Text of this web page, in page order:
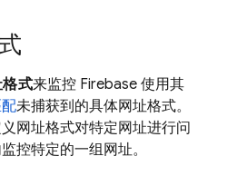
格式来监控 Firebase 使用其
未捕获到的具体网址格式。
网址格式对特定网址进行问
控特定的一组网址。